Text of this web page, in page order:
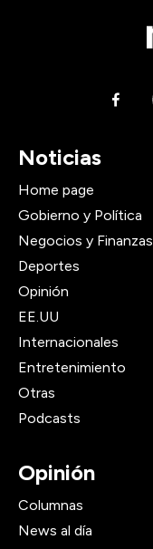
Noticias
Home page
Gobierno y Política
Negocios y Finanzas
Deportes
Opinión
EE.UU
Internacionales
Entretenimiento
Otras
Podcasts
Opinión
Columnas
News al día